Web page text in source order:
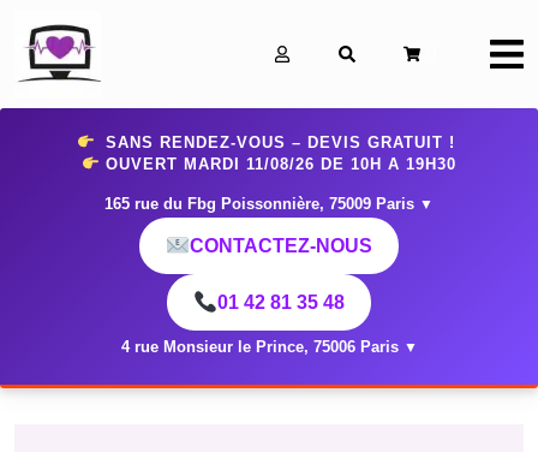
SANS RENDEZ-VOUS – DEVIS GRATUIT !
OUVERT MARDI 11/08/26 DE 10H A 19H30
165 rue du Fbg Poissonnière, 75009 Paris ▼
CONTACTEZ-NOUS
01 42 81 35 48
4 rue Monsieur le Prince, 75006 Paris ▼